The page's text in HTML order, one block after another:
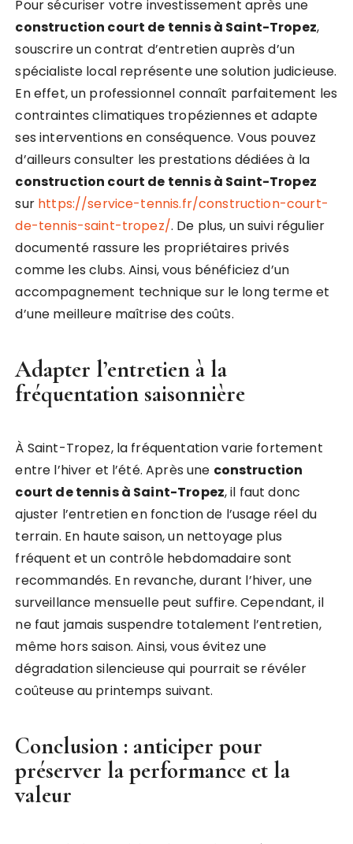
Pour sécuriser votre investissement après une
construction court de tennis à Saint-Tropez,
souscrire un contrat d’entretien auprès d’un
spécialiste local représente une solution judicieuse.
En effet, un professionnel connaît parfaitement les
contraintes climatiques tropéziennes et adapte
ses interventions en conséquence. Vous pouvez
d’ailleurs consulter les prestations dédiées à la
construction court de tennis à Saint-Tropez
sur https://service-tennis.fr/construction-court-
de-tennis-saint-tropez/. De plus, un suivi régulier
documenté rassure les propriétaires privés
comme les clubs. Ainsi, vous bénéficiez d’un
accompagnement technique sur le long terme et
d’une meilleure maîtrise des coûts.
Adapter l’entretien à la
fréquentation saisonnière
À Saint-Tropez, la fréquentation varie fortement
entre l’hiver et l’été. Après une construction
court de tennis à Saint-Tropez, il faut donc
ajuster l’entretien en fonction de l’usage réel du
terrain. En haute saison, un nettoyage plus
fréquent et un contrôle hebdomadaire sont
recommandés. En revanche, durant l’hiver, une
surveillance mensuelle peut suffire. Cependant, il
ne faut jamais suspendre totalement l’entretien,
même hors saison. Ainsi, vous évitez une
dégradation silencieuse qui pourrait se révéler
coûteuse au printemps suivant.
Conclusion : anticiper pour
préserver la performance et la
valeur